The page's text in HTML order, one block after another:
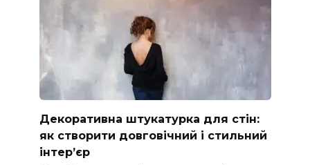
Декоративна штукатурка для стін:
як створити довговічний і стильний
інтер’єр